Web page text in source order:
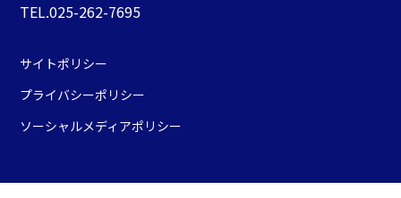
TEL.025-262-7695
サイトポリシー
プライバシーポリシー
ソーシャルメディアポリシー